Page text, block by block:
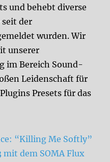
und behebt diverse
seit der
wurden. Wir
unserer
im Bereich Sound-
Leidenschaft für
Presets für das
“Killing Me Softly”
mit dem SOMA Flux